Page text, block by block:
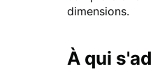
dimensions.
À qui